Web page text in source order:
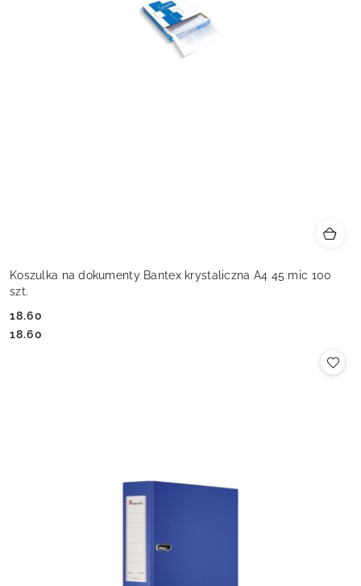
Koszulka na dokumenty Bantex krystaliczna A4 45 mic 100
szt.
Cena:
18.60
Cena:
18.60